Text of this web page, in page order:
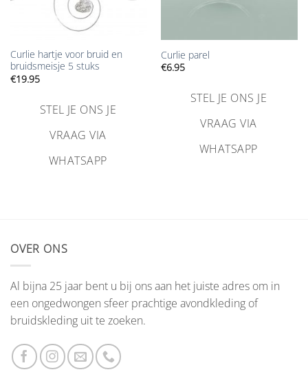
Curlie hartje voor bruid en
bruidsmeisje 5 stuks
€19.95
STEL JE ONS JE
VRAAG VIA
WHATSAPP
Curlie parel
€6.95
STEL JE ONS JE
VRAAG VIA
WHATSAPP
OVER ONS
Al bijna 25 jaar bent u bij ons aan het juiste adres om in
een ongedwongen sfeer prachtige avondkleding of
bruidskleding uit te zoeken.